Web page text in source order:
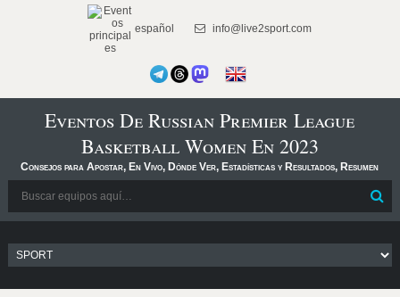
español info@live2sport.com
Eventos De Russian Premier League
Basketball Women En 2023
Consejos para Apostar, En Vivo, Dónde Ver, Estadísticas y Resultados, Resumen